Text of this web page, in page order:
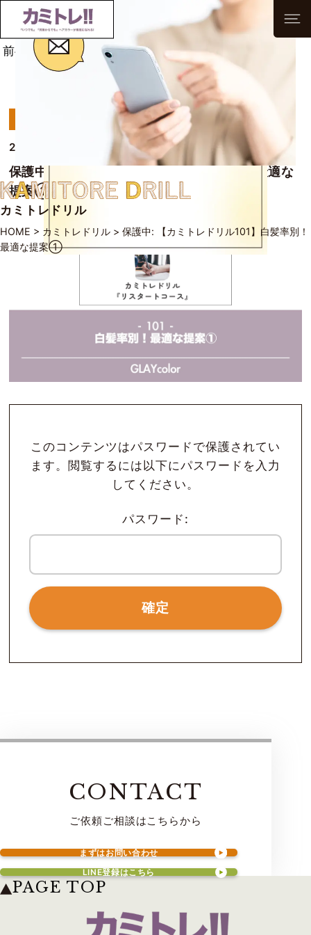
カミトレドリル
HOME > カミトレドリル > 保護中: 【カミトレドリル101】白髪率別！
最適な提案①
前へ 次へ
2025/11/09
保護中: 【カミトレドリル101】白髪率別！最適な
提案①
このコンテンツはパスワードで保護されてい
ます。閲覧するには以下にパスワードを入力
してください。
パスワード:
CONTACT
ご依頼ご相談はこちらから
まずはお問い合わせ
LINE登録はこちら
PAGE TOP